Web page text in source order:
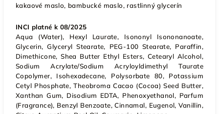
kakaové maslo, bambucké maslo, rastlinný glycerín
INCI platné k 08/2025
Aqua (Water), Hexyl Laurate, Isononyl Isononanoate,
Glycerin, Glyceryl Stearate, PEG-100 Stearate, Paraffin,
Dimethicone, Shea Butter Ethyl Esters, Cetearyl Alcohol,
Sodium Acrylate/Sodium Acryloyldimethyl Taurate
Copolymer, Isohexadecane, Polysorbate 80, Potassium
Cetyl Phosphate, Theobroma Cacao (Cocoa) Seed Butter,
Xanthan Gum, Disodium EDTA, Phenoxyethanol, Parfum
(Fragrance), Benzyl Benzoate, Cinnamal, Eugenol, Vanillin,